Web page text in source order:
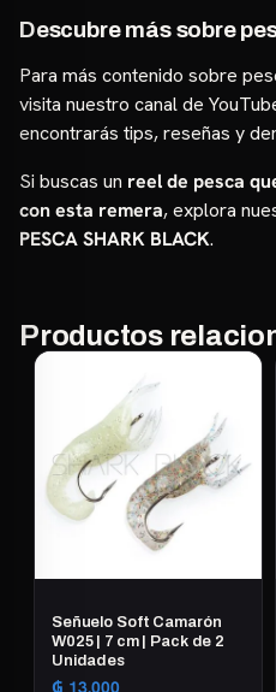
Descubre más sobre
Para más contenido sobre
visita nuestro canal de
encontrarás tips, reseñas y
Si buscas un reel de pesca
con esta remera, explora
PESCA SHARK BLACK.
Productos
Señuelo Soft Camarón
W025 | 7 cm | Pack de 2
Unidades
₲ 13.000